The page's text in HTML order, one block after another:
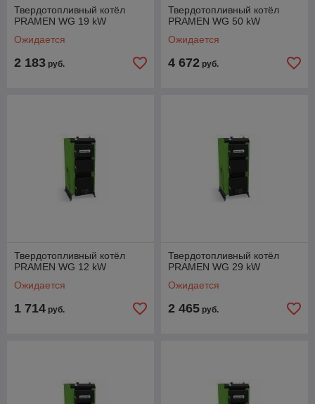
Твердотопливный котёл
PRAMEN WG 19 kW
Ожидается
2 183 руб.
Твердотопливный котёл
PRAMEN WG 50 kW
Ожидается
4 672 руб.
Твердотопливный котёл
PRAMEN WG 12 kW
Ожидается
1 714 руб.
Твердотопливный котёл
PRAMEN WG 29 kW
Ожидается
2 465 руб.